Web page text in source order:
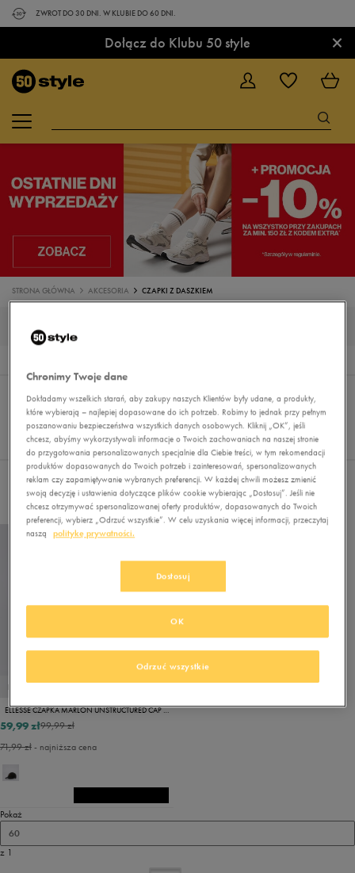
ZWROT DO 30 DNI. W KLUBIE DO 60 DNI.
Dołącz do Klubu 50 style ×
STRONA GŁÓWNA AKCESORIA CZAPKI Z DASZKIEM
REKOMENDOWANE
Pokaż
60
z 1
Wybrane filtry: ELLESSE Wyczyść filtry
ELLESSE CZAPKA MARLON UNSTRUCTURED CAP BLK
99,99 zł
59,99 zł
71,99 zł- najniższa cena
Pokaż
60
z 1
Chronimy Twoje dane
Dokładamy wszelkich starań, aby zakupy naszych Klientów były udane, a produkty,
które wybierają – najlepiej dopasowane do ich potrzeb. Robimy to jednak przy pełnym
poszanowaniu bezpieczeństwa wszystkich danych osobowych. Kliknij „OK”, jeśli
chcesz, abyśmy wykorzystywali informacje o Twoich zachowaniach na naszej stronie
do przygotowania personalizowanych specjalnie dla Ciebie treści, w tym rekomendacji
produktów dopasowanych do Twoich potrzeb i zainteresowań, spersonalizowanych
reklam czy zapamiętywanie wybranych preferencji. W każdej chwili możesz zmienić
swoją decyzję i ustawienia dotyczące plików cookie wybierając „Dostosuj”. Jeśli nie
chcesz otrzymywać spersonalizowanej oferty produktów, dopasowanych do Twoich
preferencji, wybierz „Odrzuć wszystkie”. W celu uzyskania więcej informacji, przeczytaj
naszą
politykę prywatności.
Dostosuj
Odrzuć wszystkie
OK